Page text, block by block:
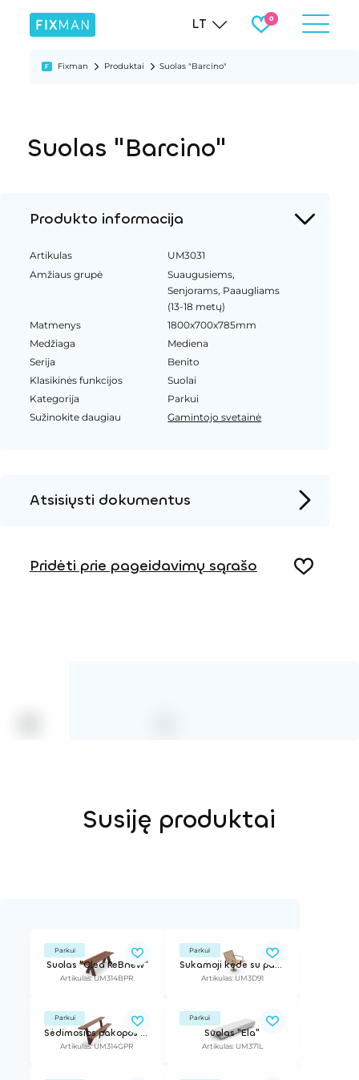
LT
Fixman Produktai Suolas "Barcino"
Suolas "Barcino"
Produkto informacija
Artikulas
UM3031
Amžiaus grupė
Suaugusiems,
Senjorams, Paaugliams
(13-18 metų)
Matmenys
1800x700x785mm
Medžiaga
Mediena
Serija
Benito
Klasikinės funkcijos
Suolai
Kategorija
Parkui
Sužinokite daugiau
Gamintojo svetainė
Atsisiųsti dokumentus
Pridėti prie pageidavimų sąrašo
Susiję produktai
Parkui
Suolas "Olea ReBnew"
Artikulas: UM314BPR
Parkui
Sukamoji kėdė su pagrindu "Piro"
Artikulas: UM3D91
Parkui
Sėdimosios pakopos "Olea ReBnew"
Artikulas: UM314GPR
Parkui
Suolas "Ela"
Artikulas: UM371L